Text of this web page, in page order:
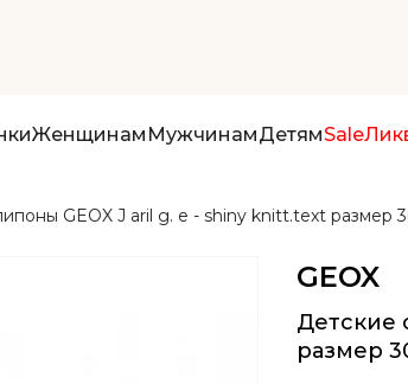
Женщинам МужчинамДетямSale
GEOX J aril g. e - shiny knitt.text размер
GEOX
Детские
размер